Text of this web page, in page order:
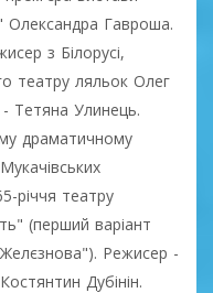
Олександра Гавроша.
з Білорусі,
театру ляльок Олег
Тетяна Улинець.
драматичному
річчя театру
(перший варіант
Режисер -
Дубінін.